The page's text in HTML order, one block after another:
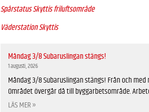
Spårstatus Skyttis friluftsområde
Väderstation Skyttis
Måndag 3/8 Subaruslingan stängs!
1 augusti, 2026
Måndag 3/8 Subaruslingan stängs! Från och
Området övergår då till byggarbetsområde.
LÄS MER »